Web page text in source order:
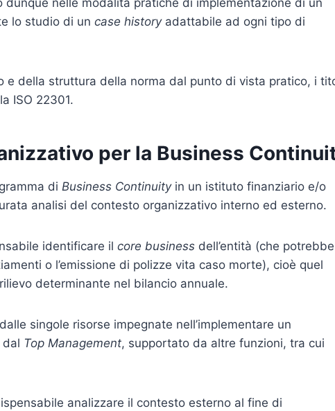
nelle modalità pratiche di implementazione di un
lo studio di un case historyadattabile ad ogni tipo di
e della struttura della norma dal punto di vista pratico, i
ISO 22301.
per la Business
di Business Continuity in un istituto finanziario e/o
analisi del contesto organizzativo interno ed esterno.
identificare il core business dell’entità (che potrebbe
o l’emissione di polizze vita caso morte), cioè quel
determinante nel bilancio annuale.
singole risorse impegnate nell’implementare un
dal Top Management, supportato da altre funzioni, tra cui
analizzare il contesto esterno al fine di